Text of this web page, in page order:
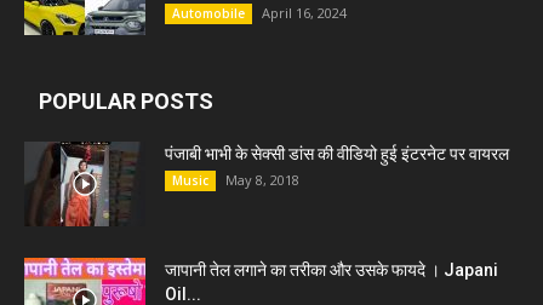
Automobile April 16, 2024
POPULAR POSTS
पंजाबी भाभी के सेक्सी डांस की वीडियो हुई इंटरनेट पर वायरल
Music May 8, 2018
जापानी तेल लगाने का तरीका और उसके फायदे । Japani
Oil...